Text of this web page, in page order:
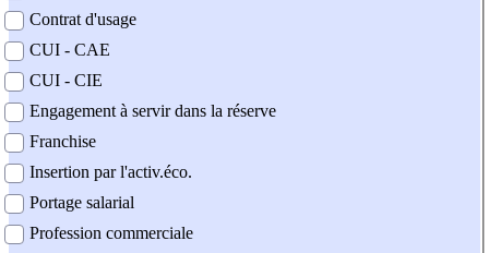
Contrat d'usage
CUI - CAE
CUI - CIE
Engagement à servir dans la réserve
Franchise
Insertion par l'activ.éco.
Portage salarial
Profession commerciale